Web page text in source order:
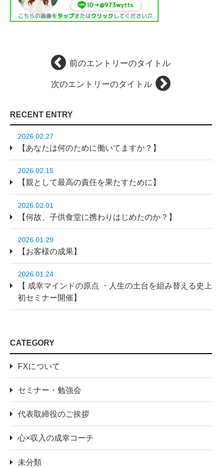
前のエントリーのタイトル
次のエントリーのタイトル
RECENT ENTRY
2026.02.27
【あなたは何のために働いてますか？】
2026.02.15
【親として最高の責任を果たすために】
2026.02.01
【何故、子供食堂に携わりはじめたのか？】
2026.01.29
【お客様の成果】
2026.01.24
【 成幸マインドの原点 ・人生の土台を組み替える史上
初セミナー開催】
CATEGORY
FXについて
セミナー・勉強会
代表取締役のご挨拶
心×収入の成幸コーチ
未分類